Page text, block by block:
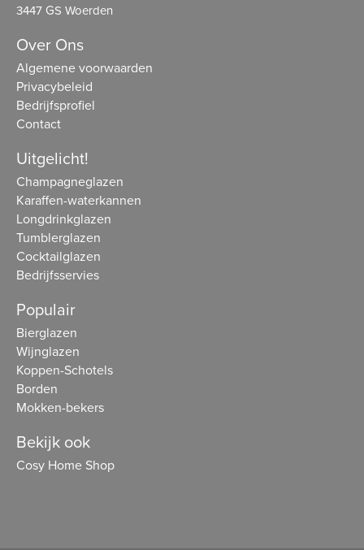
3447 GS Woerden
Over Ons
Algemene voorwaarden
Privacybeleid
Bedrijfsprofiel
Contact
Uitgelicht!
Champagneglazen
Karaffen-waterkannen
Longdrinkglazen
Tumblerglazen
Cocktailglazen
Bedrijfsservies
Populair
Bierglazen
Wijnglazen
Koppen-Schotels
Borden
Mokken-bekers
Bekijk ook
Cosy Home Shop